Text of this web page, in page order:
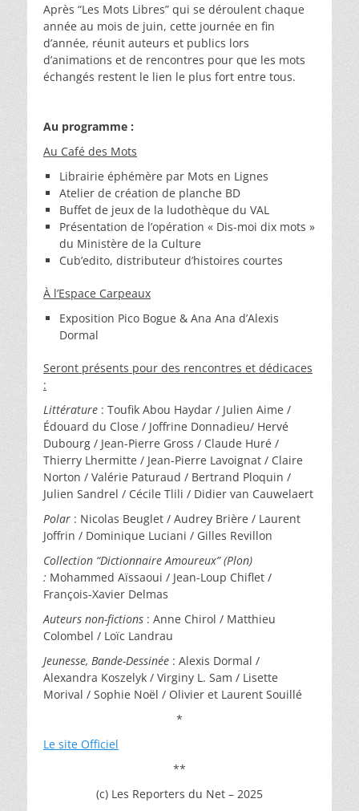
Après “Les Mots Libres” qui se déroulent chaque
année au mois de juin, cette journée en fin
d’année, réunit auteurs et publics lors
d’animations et de rencontres pour que les mots
échangés restent le lien le plus fort entre tous.
Au programme :
Au Café des Mots
Librairie éphémère par Mots en Lignes
Atelier de création de planche BD
Buffet de jeux de la ludothèque du VAL
Présentation de l’opération « Dis-moi dix mots »
du Ministère de la Culture
Cub’edito, distributeur d’histoires courtes
À l’Espace Carpeaux
Exposition Pico Bogue & Ana Ana d’Alexis
Dormal
Seront présents pour des rencontres et dédicaces
:
Littérature : Toufik Abou Haydar / Julien Aime /
Édouard du Close / Joffrine Donnadieu/ Hervé
Dubourg / Jean-Pierre Gross / Claude Huré /
Thierry Lhermitte / Jean-Pierre Lavoignat / Claire
Norton / Valérie Paturaud / Bertrand Ploquin /
Julien Sandrel / Cécile Tlili / Didier van Cauwelaert
Polar : Nicolas Beuglet / Audrey Brière / Laurent
Joffrin / Dominique Luciani / Gilles Revillon
Collection “Dictionnaire Amoureux” (Plon)
: Mohammed Aïssaoui / Jean-Loup Chiflet /
François-Xavier Delmas
Auteurs non-fictions : Anne Chirol / Matthieu
Colombel / Loïc Landrau
Jeunesse, Bande-Dessinée : Alexis Dormal /
Alexandra Koszelyk / Virginy L. Sam / Lisette
Morival / Sophie Noël / Olivier et Laurent Souillé
*
Le site Officiel
**
(c) Les Reporters du Net – 2025